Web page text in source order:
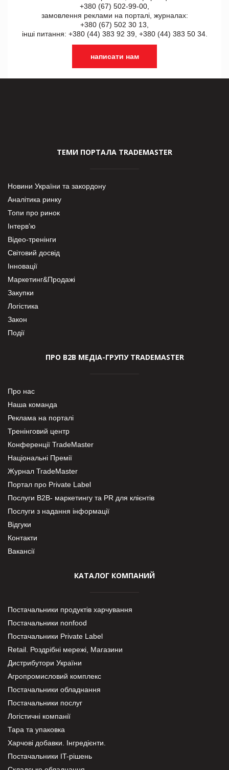
+380 (67) 502-99-00,
замовлення реклами на порталі, журналах:
+380 (67) 502 30 13,
інші питання: +380 (44) 383 92 39, +380 (44) 383 50 34.
написати нам
ТЕМИ ПОРТАЛА TRADEMASTER
Новини України та закордону
Аналітика ринку
Топи про ринок
Інтерв’ю
Відео-тренінги
Світовий досвід
Інновації
Маркетинг&Продажі
Закупки
Логістика
Закон
Події
ПРО В2В МЕДІА-ГРУПУ TRADEMASTER
Про нас
Наша команда
Реклама на порталі
Тренінговий центр
Конференції TradeMaster
Національні Премії
Журнал TradeMaster
Портал про Private Label
Послуги В2В- маркетингу та PR для клієнтів
Послуги з надання інформації
Відгуки
Контакти
Вакансії
КАТАЛОГ КОМПАНИЙ
Постачальники продуктів харчування
Постачальники nonfood
Постачальники Private Label
Retail. Роздрібні мережі, Магазини
Дистрибутори України
Агропромисловий комплекс
Постачальники обладнання
Постачальники послуг
Логістичні компанії
Тара та упаковка
Харчові добавки. Інгредієнти.
Постачальники IT-рішень